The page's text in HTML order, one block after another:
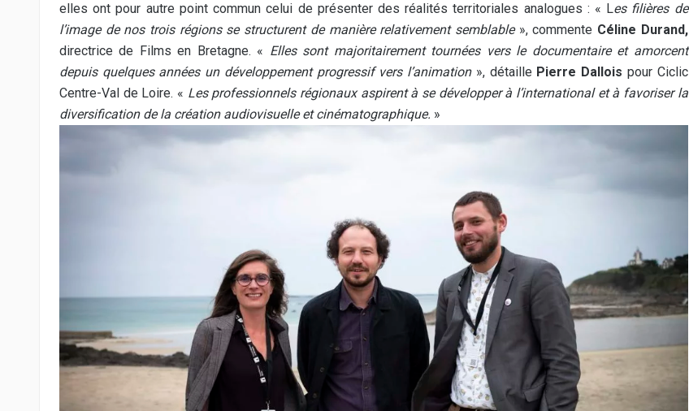
elles ont pour autre point commun celui de présenter des réalités territoriales analogues : « Les filières de
l’image de nos trois régions se structurent de manière relativement semblable », commente Céline Durand,
directrice de Films en Bretagne. « Elles sont majoritairement tournées vers le documentaire et amorcent
depuis quelques années un développement progressif vers l’animation », détaille Pierre Dallois pour Ciclic
Centre-Val de Loire. « Les professionnels régionaux aspirent à se développer à l’international et à favoriser la
diversification de la création audiovisuelle et cinématographique. »